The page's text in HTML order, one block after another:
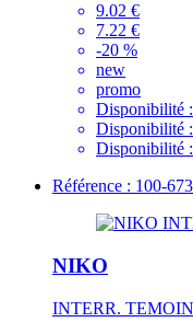
9.02 €
7.22 €
-20 %
new
promo
Disponibilité :
Disponibilité :
Disponibilité :
Référence : 100-
NIKO
INTERR.